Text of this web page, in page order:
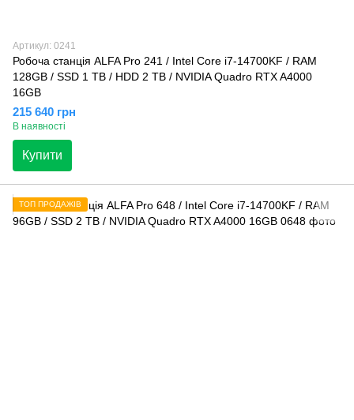
Артикул: 0241
Робоча станція ALFA Pro 241 / Intel Core i7-14700KF / RAM
128GB / SSD 1 TB / HDD 2 TB / NVIDIA Quadro RTX A4000
16GB
215 640 грн
В наявності
Купити
ТОП ПРОДАЖІВ